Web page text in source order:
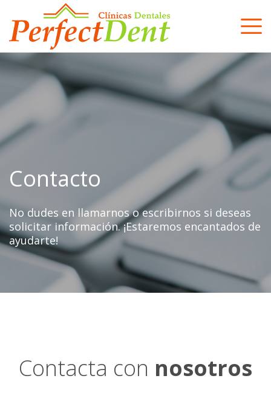
content
Contacto
No dudes en llamarnos o escribirnos si deseas
solicitar información. ¡Estaremos encantados de
ayudarte!
Contacta con nosotros